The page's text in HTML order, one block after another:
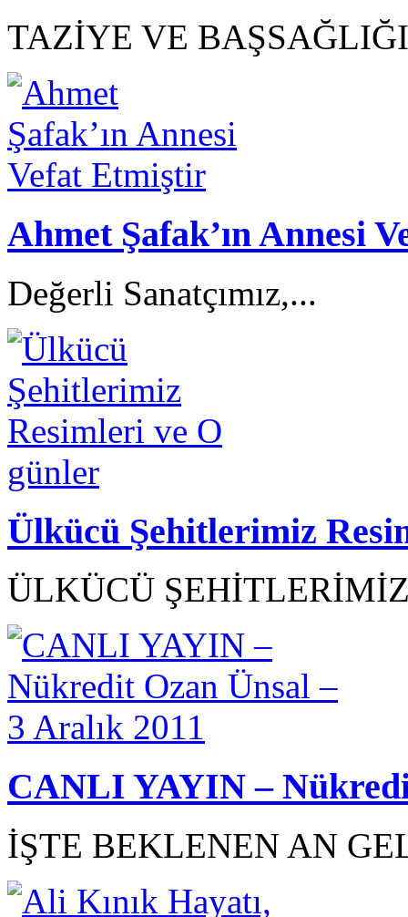
TAZİYE VE
Ahmet Şafak’ın Annesi
Değerli Sanatçımız,...
Ülkücü Şehitlerimiz
ÜLKÜCÜ
CANLI YAYIN –
İŞTE BEKLENEN AN